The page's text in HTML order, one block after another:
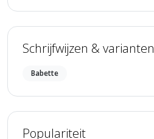
Schrijfwijzen & varianten
Babette
Populariteit